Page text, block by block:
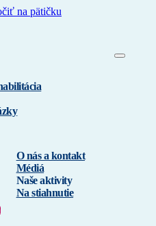
na pätičku
O nás a kontakt
Médiá
Naše aktivity
Na stiahnutie